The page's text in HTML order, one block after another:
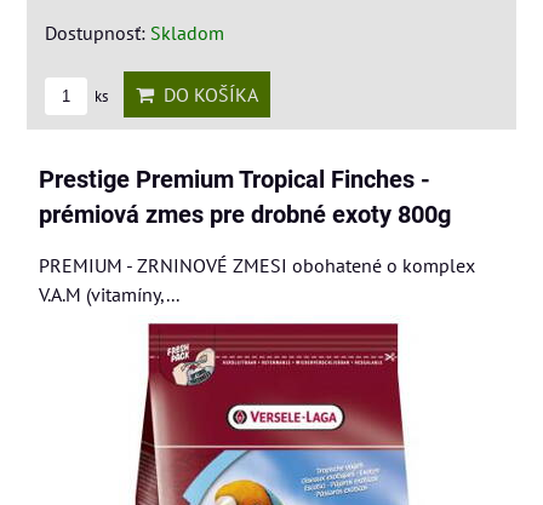
Dostupnosť: Skladom
ks DO KOŠÍKA
Prestige Premium Tropical Finches -
prémiová zmes pre drobné exoty 800g
PREMIUM - ZRNINOVÉ ZMESI obohatené o komplex
V.A.M (vitamíny,...